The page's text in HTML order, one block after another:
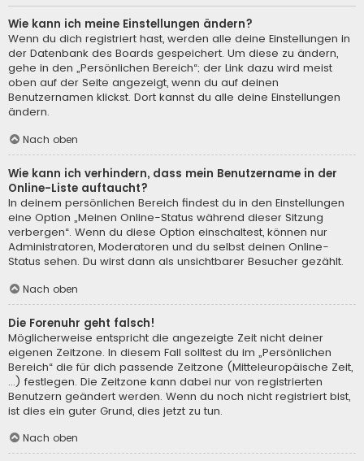
Wie kann ich meine Einstellungen ändern?
Wenn du dich registriert hast, werden alle deine Einstellungen in
der Datenbank des Boards gespeichert. Um diese zu ändern,
gehe in den „Persönlichen Bereich“; der Link dazu wird meist
oben auf der Seite angezeigt, wenn du auf deinen
Benutzernamen klickst. Dort kannst du alle deine Einstellungen
ändern.
Nach oben
Wie kann ich verhindern, dass mein Benutzername in der
Online-Liste auftaucht?
In deinem persönlichen Bereich findest du in den Einstellungen
eine Option „Meinen Online-Status während dieser Sitzung
verbergen“. Wenn du diese Option einschaltest, können nur
Administratoren, Moderatoren und du selbst deinen Online-
Status sehen. Du wirst dann als unsichtbarer Besucher gezählt.
Nach oben
Die Forenuhr geht falsch!
Möglicherweise entspricht die angezeigte Zeit nicht deiner
eigenen Zeitzone. In diesem Fall solltest du im „Persönlichen
Bereich“ die für dich passende Zeitzone (Mitteleuropäische Zeit,
...) festlegen. Die Zeitzone kann dabei nur von registrierten
Benutzern geändert werden. Wenn du noch nicht registriert bist,
ist dies ein guter Grund, dies jetzt zu tun.
Nach oben